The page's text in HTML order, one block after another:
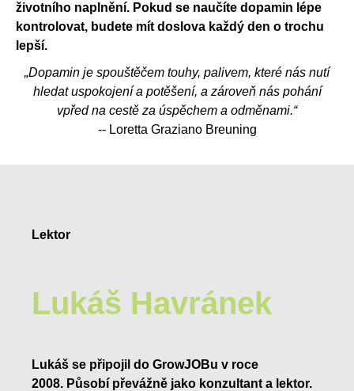
životního naplnění. Pokud se naučíte dopamin lépe
kontrolovat, budete mít doslova každý den o trochu
lepší.
„Dopamin je spouštěčem touhy, palivem, které nás nutí
hledat uspokojení a potěšení, a zároveň nás pohání
vpřed na cestě za úspěchem a odměnami.“
-- Loretta Graziano Breuning
Lektor
Lukáš Havránek
Lukáš se připojil do GrowJOBu v roce
2008. Působí převážně jako konzultant a lektor.